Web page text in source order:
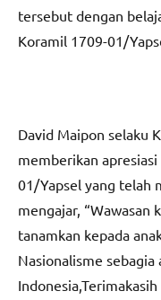
tersebut dengan
Koramil 1709-01/
David Maipon selaku
memberikan
01/Yapsel yang telah
mengajar, “Wawasan
tanamkan kepada
Nasionalisme sebagia